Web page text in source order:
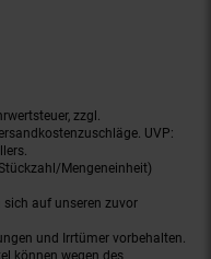
zzgl.
UVP:
Mengeneinheit)
sich auf unseren zuvor
und Irrtümer vorbehalten.
können wegen des